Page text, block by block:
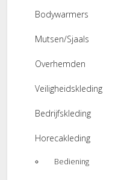
Bodywarmers
Mutsen/Sjaals
Overhemden
Veiligheidskleding
Bedrijfskleding
Horecakleding
Bediening